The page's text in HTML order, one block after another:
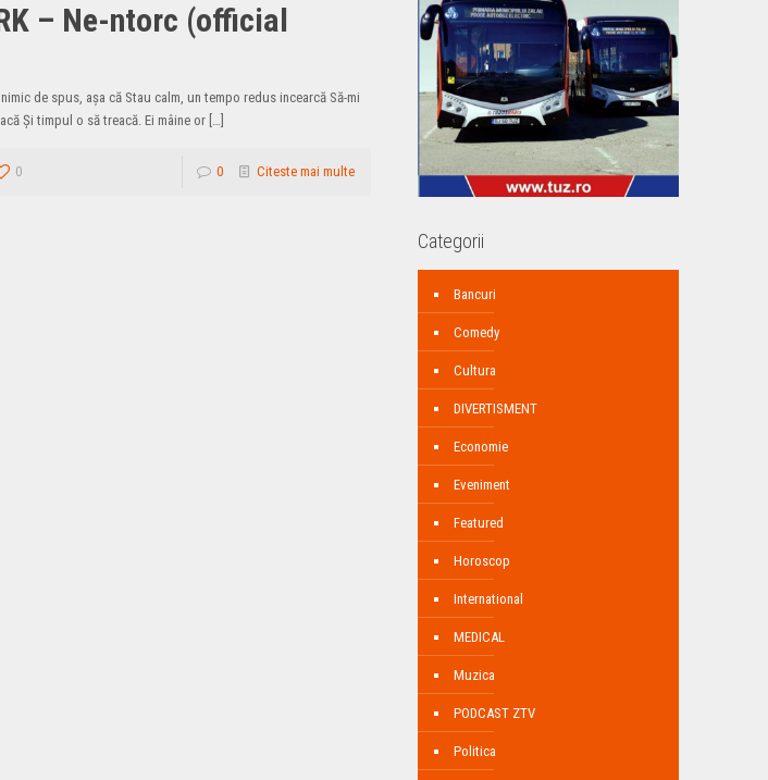
– Ne-ntorc (official
de spus, aşa că Stau calm, un tempo redus incearcă Să-mi
Şi timpul o să treacă. Ei mâine or […]
0 0 Citeste mai multe
Categorii
Bancuri
Comedy
Cultura
DIVERTISMENT
Economie
Eveniment
Featured
Horoscop
International
MEDICAL
Muzica
PODCAST ZTV
Politica